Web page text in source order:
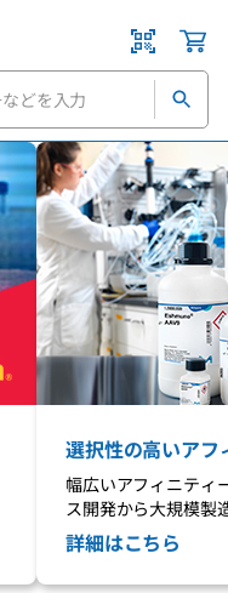
幅広いアフィニティ
ス開発から大規模製
ープットでの高いコ
実現
詳細はこちら